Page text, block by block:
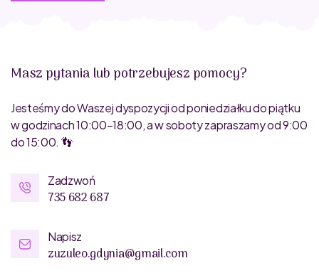
Masz pytania lub potrzebujesz pomocy?
Jesteśmy do Waszej dyspozycji od poniedziałku do piątku
w godzinach 10:00–18:00, a w soboty zapraszamy od 9:00
do 15:00. 👣
Zadzwoń
735 682 687
Napisz
zuzuleo.gdynia@gmail.com